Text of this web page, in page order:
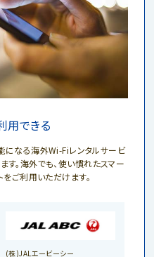
用できる
になる海外Wi-Fiレンタルサービ
。海外でも、使い慣れたスマー
をご利用いただけます。
(株)JALエービーシー